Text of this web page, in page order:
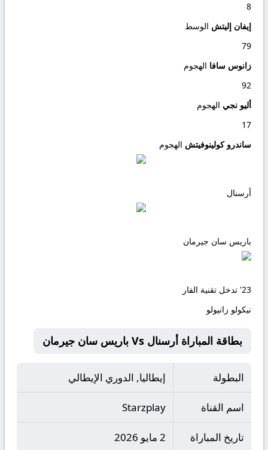
8
إيفان إليتش الوسط
79
زانوس سافا الهجوم
92
أليو نجي الهجوم
17
ساندرو كولينوفيتش الهجوم
أرسنال
باريس سان جيرمان
23' تدخل تقنية الفار
نيكولو زانيولو
بطاقة المباراة أرسنال Vs باريس سان جيرمان
البطولة إيطاليا, الدوري الإيطالي
اسم القناة Starzplay
تاريخ المباراة 2 مايو 2026